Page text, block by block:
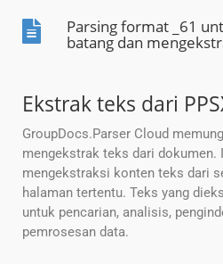
Parsing format _61
batang dan
Ekstrak teks dari
GroupDocs.Parser Cloud
mengekstrak teks dari dokumen.
mengekstraksi konten teks dari
halaman tertentu. Teks yang
untuk pencarian, analisis,
pemrosesan data.